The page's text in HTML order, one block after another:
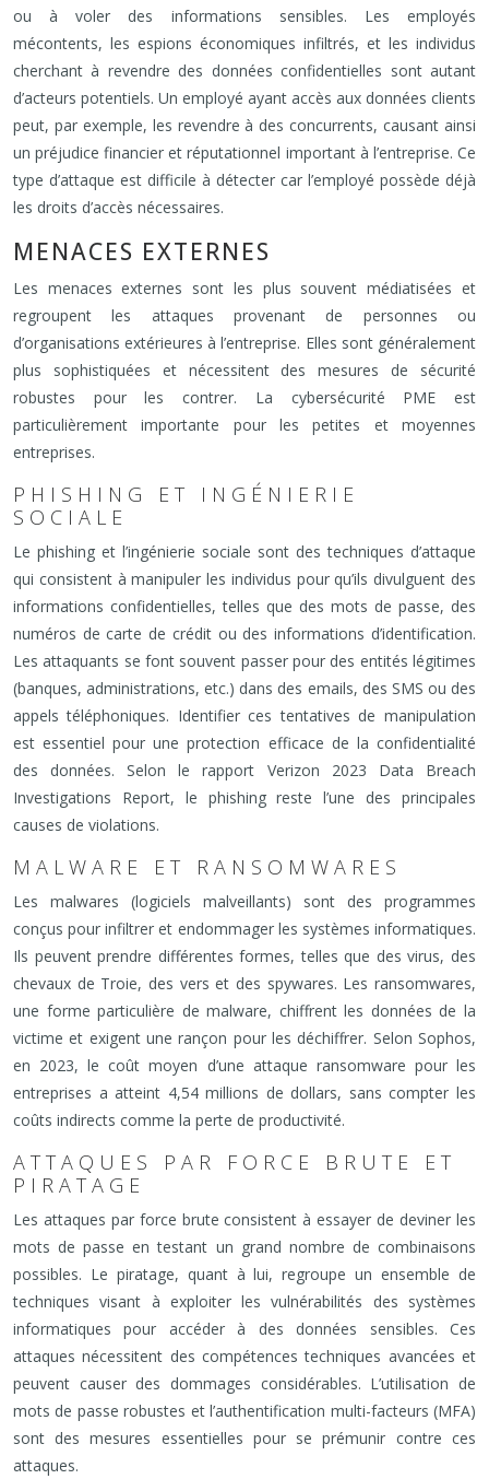
ou à voler des informations sensibles. Les employés
mécontents, les espions économiques infiltrés, et les individus
cherchant à revendre des données confidentielles sont autant
d’acteurs potentiels. Un employé ayant accès aux données clients
peut, par exemple, les revendre à des concurrents, causant ainsi
un préjudice financier et réputationnel important à l’entreprise. Ce
type d’attaque est difficile à détecter car l’employé possède déjà
les droits d’accès nécessaires.
MENACES EXTERNES
Les menaces externes sont les plus souvent médiatisées et
regroupent les attaques provenant de personnes ou
d’organisations extérieures à l’entreprise. Elles sont généralement
plus sophistiquées et nécessitent des mesures de sécurité
robustes pour les contrer. La cybersécurité PME est
particulièrement importante pour les petites et moyennes
entreprises.
PHISHING ET INGÉNIERIE
SOCIALE
Le phishing et l’ingénierie sociale sont des techniques d’attaque
qui consistent à manipuler les individus pour qu’ils divulguent des
informations confidentielles, telles que des mots de passe, des
numéros de carte de crédit ou des informations d’identification.
Les attaquants se font souvent passer pour des entités légitimes
(banques, administrations, etc.) dans des emails, des SMS ou des
appels téléphoniques. Identifier ces tentatives de manipulation
est essentiel pour une protection efficace de la confidentialité
des données. Selon le rapport Verizon 2023 Data Breach
Investigations Report, le phishing reste l’une des principales
causes de violations.
MALWARE ET RANSOMWARES
Les malwares (logiciels malveillants) sont des programmes
conçus pour infiltrer et endommager les systèmes informatiques.
Ils peuvent prendre différentes formes, telles que des virus, des
chevaux de Troie, des vers et des spywares. Les ransomwares,
une forme particulière de malware, chiffrent les données de la
victime et exigent une rançon pour les déchiffrer. Selon Sophos,
en 2023, le coût moyen d’une attaque ransomware pour les
entreprises a atteint 4,54 millions de dollars, sans compter les
coûts indirects comme la perte de productivité.
ATTAQUES PAR FORCE BRUTE ET
PIRATAGE
Les attaques par force brute consistent à essayer de deviner les
mots de passe en testant un grand nombre de combinaisons
possibles. Le piratage, quant à lui, regroupe un ensemble de
techniques visant à exploiter les vulnérabilités des systèmes
informatiques pour accéder à des données sensibles. Ces
attaques nécessitent des compétences techniques avancées et
peuvent causer des dommages considérables. L’utilisation de
mots de passe robustes et l’authentification multi-facteurs (MFA)
sont des mesures essentielles pour se prémunir contre ces
attaques.